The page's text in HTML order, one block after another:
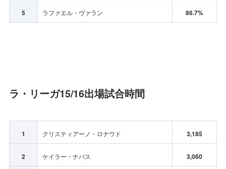
5 ラファエル・ヴァラン 86.7%
ラ・リーガ15/16出場試合時間
1 クリスティアーノ・ロナウド 3,185
2 ケイラー・ナバス 3,060